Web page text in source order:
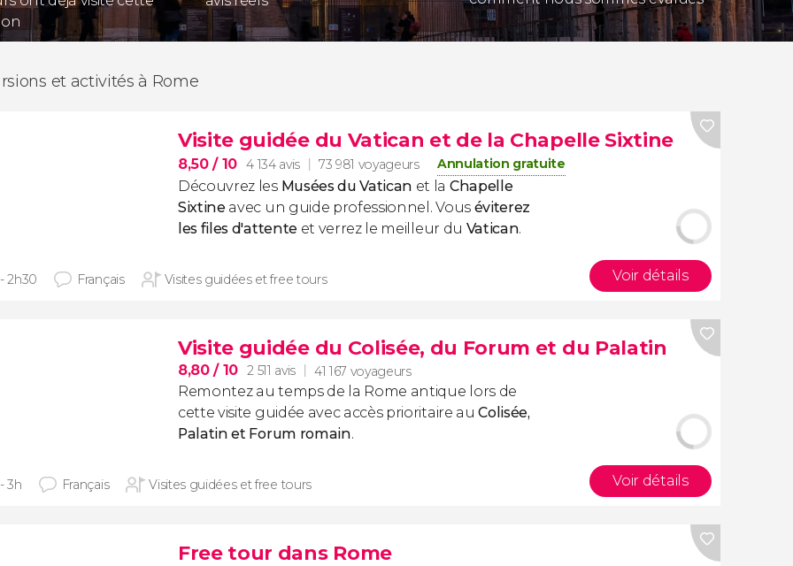
et activités à Rome
Visite guidée du Vatican et de la Chapelle Sixtine
8,50/ 10 4 134 avis 73 981 voyageurs Annulation gratuite
Découvrez les Musées du Vatican et la Chapelle
Sixtine avec un guide professionnel. Vous éviterez
les files d'attente et verrez le meilleur du Vatican.
2h30 Français Visites guidées et free tours Voir détails
Visite guidée du Colisée, du Forum et du Palatin
8,80/ 10 2 511 avis 41 167 voyageurs
Remontez au temps de la Rome antique lors de
cette visite guidée avec accès prioritaire auColisée,
Palatin et Forum romain.
3h Français Visites guidées et free tours Voir détails
Free tour dans Rome